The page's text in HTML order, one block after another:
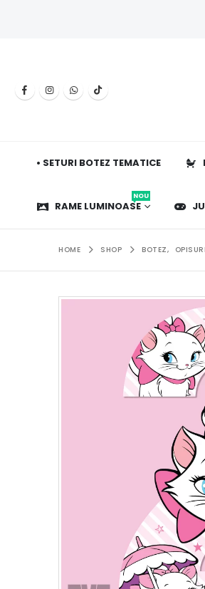
• SETURI BOTEZ TEMATICE
RAME LUMINOASE
NOU
HOME SHOP BOTEZ,